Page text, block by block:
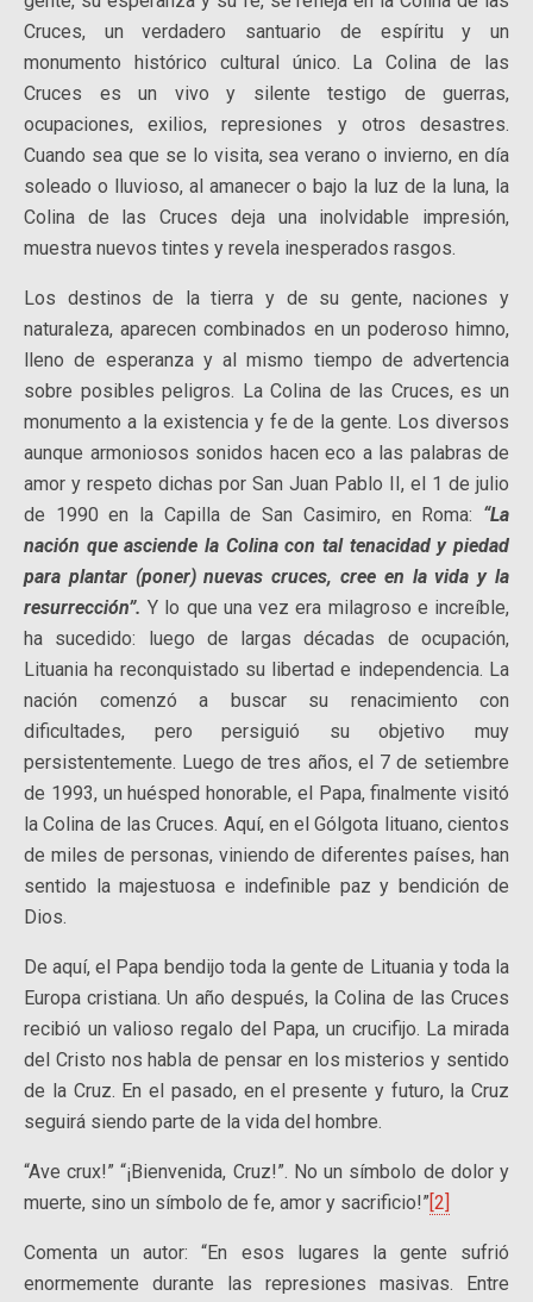
Cruces, un verdadero santuario de espíritu y un
monumento histórico cultural único. La Colina de las
Cruces es un vivo y silente testigo de guerras,
ocupaciones, exilios, represiones y otros desastres.
Cuando sea que se lo visita, sea verano o invierno, en día
soleado o lluvioso, al amanecer o bajo la luz de la luna, la
Colina de las Cruces deja una inolvidable impresión,
muestra nuevos tintes y revela inesperados rasgos.
Los destinos de la tierra y de su gente, naciones y
naturaleza, aparecen combinados en un poderoso himno,
lleno de esperanza y al mismo tiempo de advertencia
sobre posibles peligros. La Colina de las Cruces, es un
monumento a la existencia y fe de la gente. Los diversos
aunque armoniosos sonidos hacen eco a las palabras de
amor y respeto dichas por San Juan Pablo II, el 1 de julio
de 1990 en la Capilla de San Casimiro, en Roma: “La
nación que asciende la Colina con tal tenacidad y piedad
para plantar (poner) nuevas cruces, cree en la vida y la
resurrección”. Y lo que una vez era milagroso e increíble,
ha sucedido: luego de largas décadas de ocupación,
Lituania ha reconquistado su libertad e independencia. La
nación comenzó a buscar su renacimiento con
dificultades, pero persiguió su objetivo muy
persistentemente. Luego de tres años, el 7 de setiembre
de 1993, un huésped honorable, el Papa, finalmente visitó
la Colina de las Cruces. Aquí, en el Gólgota lituano, cientos
de miles de personas, viniendo de diferentes países, han
sentido la majestuosa e indefinible paz y bendición de
Dios.
De aquí, el Papa bendijo toda la gente de Lituania y toda la
Europa cristiana. Un año después, la Colina de las Cruces
recibió un valioso regalo del Papa, un crucifijo. La mirada
del Cristo nos habla de pensar en los misterios y sentido
de la Cruz. En el pasado, en el presente y futuro, la Cruz
seguirá siendo parte de la vida del hombre.
“Ave crux!” “¡Bienvenida, Cruz!”. No un símbolo de dolor y
muerte, sino un símbolo de fe, amor y sacrificio!”[2]
Comenta un autor: “En esos lugares la gente sufrió
enormemente durante las represiones masivas. Entre